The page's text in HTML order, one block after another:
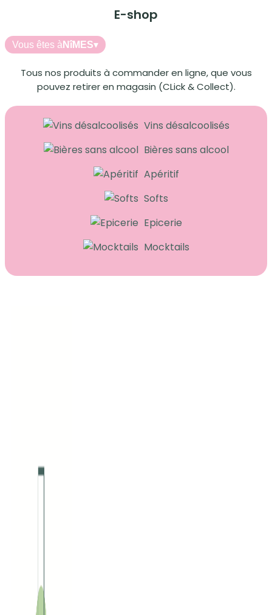
E-shop
Vous êtes à NîMES▾
Tous nos produits à commander en ligne, que vous
pouvez retirer en magasin (CLick & Collect).
Vins désalcoolisés
Bières sans alcool
Apéritif
Softs
Epicerie
Mocktails